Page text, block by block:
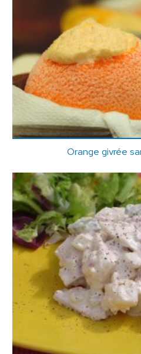
Orange givrée